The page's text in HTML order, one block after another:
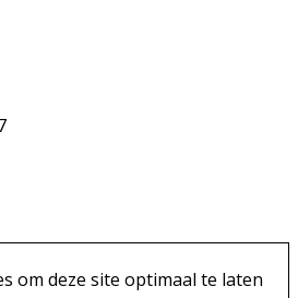
om deze site optimaal te laten